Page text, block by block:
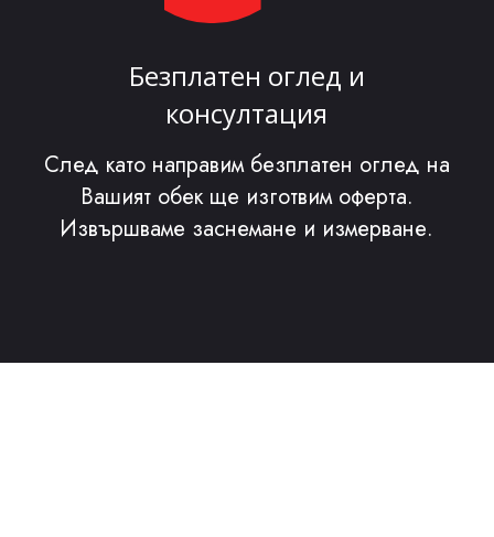
Безплатен оглед и
консултация
След като направим безплатен оглед на
Вашият обек ще изготвим оферта.
Извършваме заснемане и измерване.